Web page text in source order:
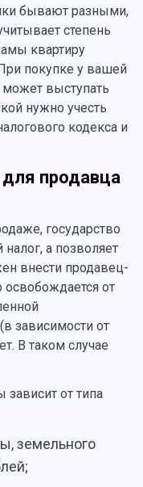
бывают разными,
степень
квартиру
покупке у вашей
выступать
нужно учесть
кодекса и
продавца
государство
а позволяет
внести продавец-
от
зависимости от
В таком случае
зависит от типа
земельного